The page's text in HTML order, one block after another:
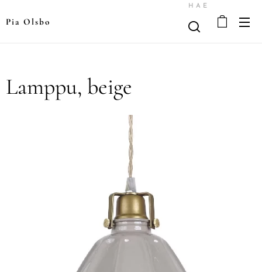
Pia Olsbo
HAE
Lamppu, beige